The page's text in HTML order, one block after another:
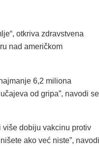
otkriva zdravstvena
nad američkom
6,2 miliona
od gripa”, navodi se
više dobiju vakcinu protiv
ako već niste”, navodi